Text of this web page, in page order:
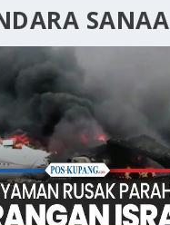
SANAA